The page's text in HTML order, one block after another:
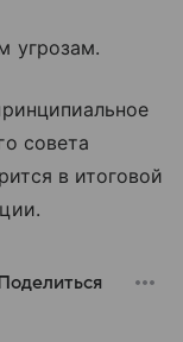
угрозам.
совета
в итоговой